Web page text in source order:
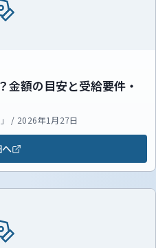
金額の目安と受給要件・
/ 2026年1月27日